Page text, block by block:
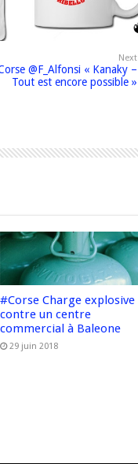
Next
@F_Alfonsi « Kanaky –
Tout est encore possible »
#Corse Charge explosive
contre un centre
commercial à Baleone
29 juin 2018